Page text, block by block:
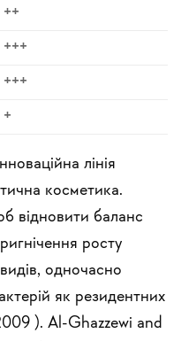
++
+++
+++
+
лінія
косметика.
відновити баланс
росту
одночасно
як резидентних
). Al-Ghazzewi and